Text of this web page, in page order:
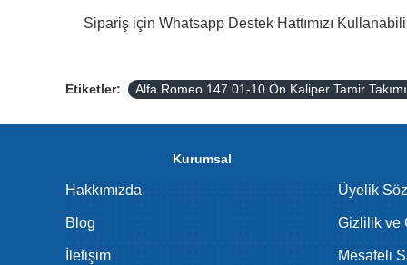
Sipariş için Whatsapp Destek Hattımızı
Etiketler: Alfa Romeo 147 01-10 Ön Kaliper Tamir
Kurumsal
Hakkımızda
Blog
İletişim
Üyelik
Gizlilik ve
Mesafeli